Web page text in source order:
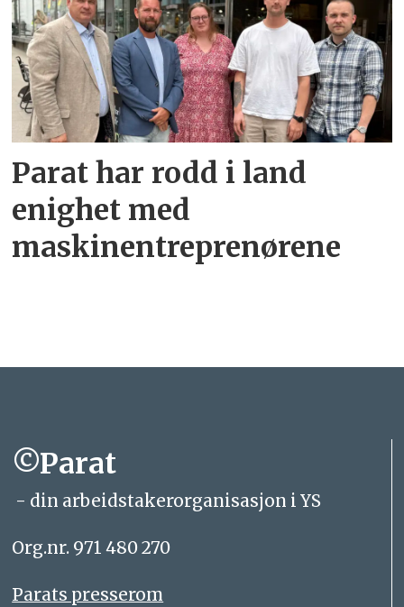
Parat har rodd i land
enighet med
maskinentreprenørene
©Parat
- din arbeidstakerorganisasjon i YS
Org.nr. 971 480 270
Parats presserom